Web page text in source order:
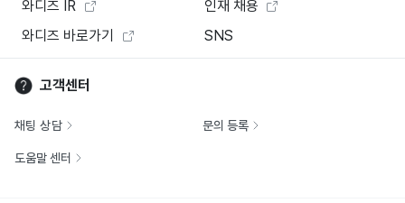
와디즈 IR
인재 채용
와디즈 바로가기
SNS
고객센터
채팅 상담 문의 등록
도움말 센터